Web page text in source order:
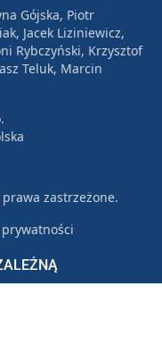
Gójska, Piotr
Jacek Liziniewicz,
Rybczyński, Krzysztof
Teluk, Marcin
zastrzeżone.